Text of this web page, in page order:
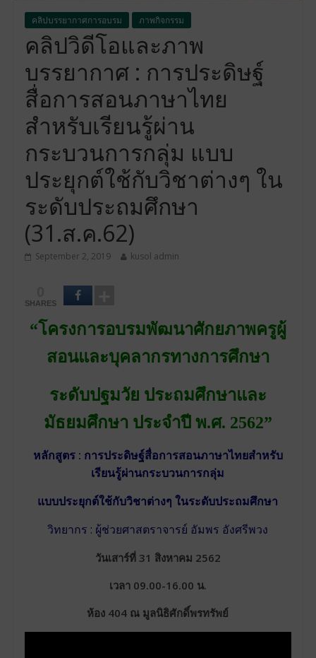
คลิปบรรยากาศการอบรม ภาพกิจกรรม
คลิปวิดีโอและภาพ
บรรยากาศ : การประดิษฐ์
สื่อการสอนภาษาไทย
สำหรับเรียนรู้ผ่าน
กระบวนการกลุ่ม แบบ
ประยุกต์ใช้กับวิชาต่างๆ ใน
ระดับประถมศึกษา
(31.ส.ค.62)
September 2, 2019 kusol admin
SHARES
“โครงการอบรมพัฒนาศักยภาพครูผู้
สอนและบุคลากรทางการศึกษา
ระดับปฐมวัย ประถมศึกษาและ
มัธยมศึกษา ประจำปี พ.ศ. 2562”
หลักสูตร : การประดิษฐ์สื่อการสอนภาษาไทยสำหรับ
เรียนรู้ผ่านกระบวนการกลุ่ม
แบบประยุกต์ใช้กับวิชาต่างๆ ในระดับประถมศึกษา
วิทยากร : ผู้ช่วยศาสตราจารย์ อัมพร อังศรีพวง
วันเสาร์ที่ 31 สิงหาคม 2562
เวลา 09.00-16.00 น.
ห้อง 404 ณ มูลนิธิศักดิ์พรทรัพย์